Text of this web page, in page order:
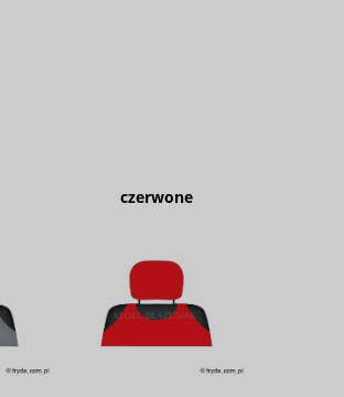
czerwone